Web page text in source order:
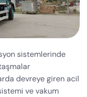
sistemlerinde
devreye giren acil
ve vakum